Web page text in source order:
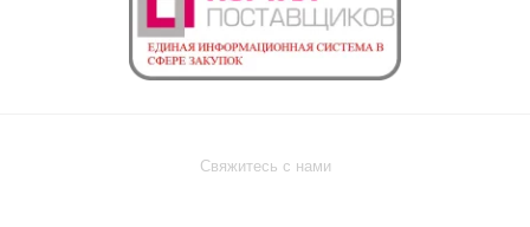
Свяжитесь с нами